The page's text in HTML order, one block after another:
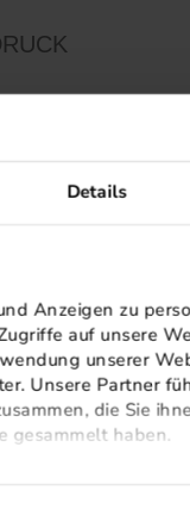
Details
Anzeigen zu
auf unsere
unserer
Unsere Partner
die Sie
gesammelt haben.